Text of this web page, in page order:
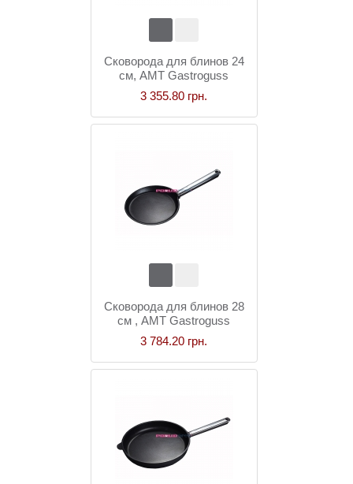
Сковорода для блинов 24
см, AMT Gastroguss
3 355.80 грн.
Сковорода для блинов 28
см , AMT Gastroguss
3 784.20 грн.